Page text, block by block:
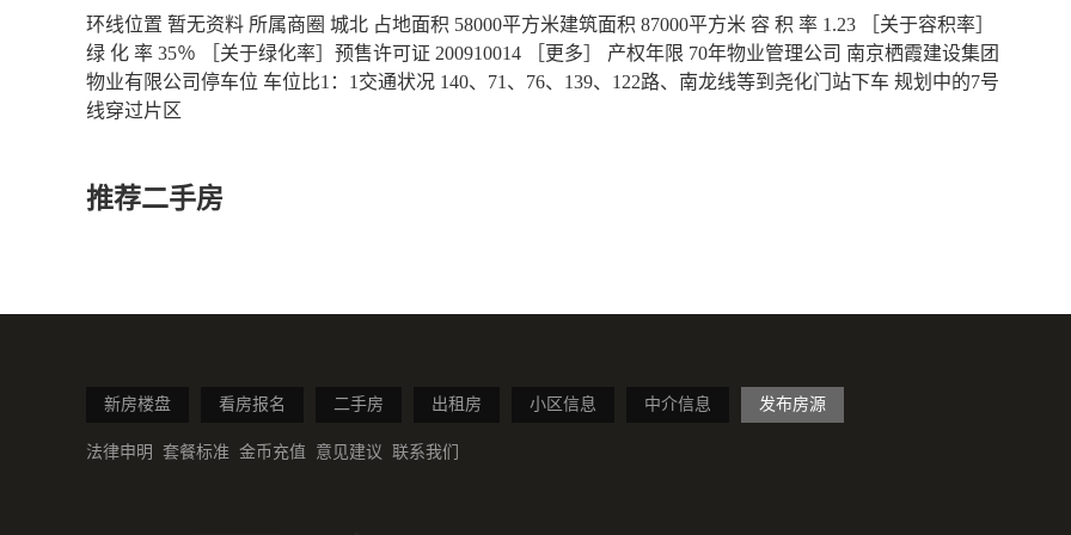
环线位置 暂无资料 所属商圈 城北 占地面积 58000平方米建筑面积 87000平方米 容 积 率 1.23 ［关于容积率］
绿 化 率 35％ ［关于绿化率］预售许可证 200910014 ［更多］ 产权年限 70年物业管理公司 南京栖霞建设集团
物业有限公司停车位 车位比1：1交通状况 140、71、76、139、122路、南龙线等到尧化门站下车 规划中的7号
线穿过片区
推荐二手房
新房楼盘 看房报名 二手房 出租房 小区信息 中介信息 发布房源
法律申明 套餐标准 金币充值 意见建议 联系我们